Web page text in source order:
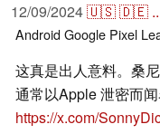
12/09/2024🇺🇸🇩🇪
AndroidGoogle Pixel
这真是出人意料。桑
通常以Apple 泄密而
https://x.com/